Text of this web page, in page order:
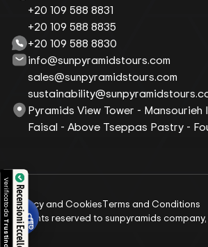
+20 109 588 8831
+20 109 588 8835
+20 109 588 8830
info@sunpyramidstours.com
sales@sunpyramidstours.com
Pyramids View Tower -
Faisal - Above Tseppas Pastry -
All rights reserved to sunpyramids
Privacy and CookiesTerms and Conditions
Recensioni Eccellente
Verificato da
Trustindex